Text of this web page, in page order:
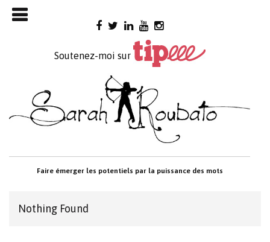
Skip
to
Soutenez-moi sur
Faire émerger les potentiels par la puissance des mots

Nothing Found